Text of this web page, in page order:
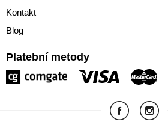
Kontakt
Blog
Platební metody